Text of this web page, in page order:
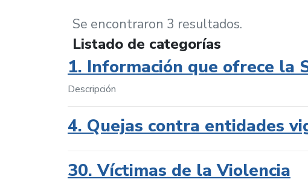
Se encontraron 3 resultados.
Listado de categorías
1. Información que ofrece la
Descripción
4. Quejas contra entidades
30. Víctimas de la Violencia